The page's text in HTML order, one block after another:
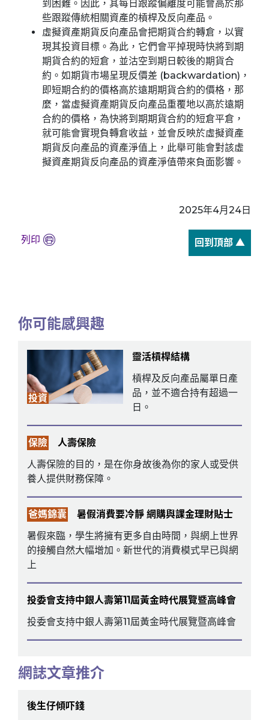
到困難。因此，其每日跟蹤偏離度可能會高於那
些跟蹤傳統相關資產的槓桿及反向產品。
虛擬資產期貨反向產品會把期貨合約轉倉，以實
現其投資目標。為此，它們會平掉現時快將到期
期貨合約的短倉，並沽空到期日較後的期貨合
約。如期貨市場呈現反價差 (backwardation)，
即短期合約的價格高於遠期期貨合約的價格，那
麼，當虛擬資產期貨反向產品重覆地以高於遠期
合約的價格，為快將到期期貨合約的短倉平倉，
就可能會實現負轉倉收益，並會反映於虛擬資產
期貨反向產品的資產淨值上，此舉可能會對該虛
擬資產期貨反向產品的資產淨值帶來負面影響。
2025年4月24日
列印 回到頂部 ▲
你可能感興趣
投資
靈活槓桿結構
槓桿及反向產品屬單日產
品，並不適合持有超過一
日。
保險
人壽保險
人壽保險的目的，是在你身故後為你的家人或受供
養人提供財務保障。
爸媽錦囊
暑假消費要冷靜 網購與課金理財貼士
暑假來臨，學生將擁有更多自由時間，與網上世界
的接觸自然大幅增加。新世代的消費模式早已與網
上
投委會支持中銀人壽第11屆黃金時代展覽暨高峰會
投委會支持中銀人壽第11屆黃金時代展覽暨高峰會
網誌文章推介
後生仔傾吓錢